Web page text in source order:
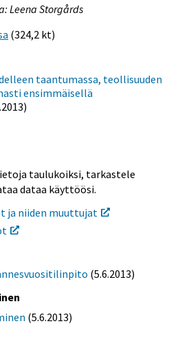
Leena Storgårds
(324,2 kt)
taantumassa, teollisuuden
ensimmäisellä
taulukoiksi, tarkastele
dataa käyttöösi.
ja niiden muuttujat
(5.6.2013)
(5.6.2013)